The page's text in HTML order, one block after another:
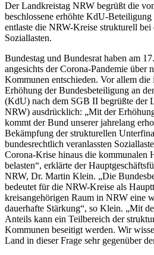
Der Landkreistag NRW begrüßt die
beschlossene erhöhte KdU-
entlaste die NRW-Kreise strukturell bei
Soziallasten.
Bundestag und Bundesrat haben am
angesichts der Corona-Pandemie
Kommunen entschieden. Vor allem die
Erhöhung der Bundesbeteiligung an
(KdU) nach dem SGB II begrüßte der
NRW) ausdrücklich: „Mit der
kommt der Bund unserer jahrelang
Bekämpfung der strukturellen
bundesrechtlich veranlassten
Corona-Krise hinaus die kommunalen
belasten“, erklärte der
NRW, Dr. Martin Klein. „Die
bedeutet für die NRW-Kreise als
kreisangehörigen Raum in NRW eine
dauerhafte Stärkung“, so Klein. „Mit
Anteils kann ein Teilbereich der
Kommunen beseitigt werden. Wir
Land in dieser Frage sehr gegenüber